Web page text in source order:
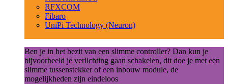
RFXCOM
Fibaro
UniPi Technology (Neuron)
Ben je in het bezit van een slimme controller? Dan kun je
bijvoorbeeld je verlichting gaan schakelen, dit doe je met een
slimme tussenstekker of een inbouw module, de
mogelijkheden zijn eindeloos